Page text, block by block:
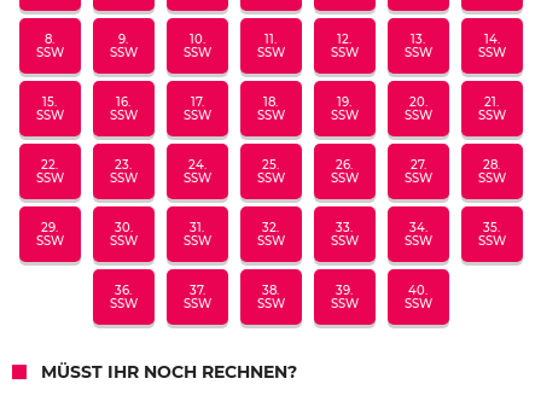
8.
SSW
9.
SSW
10.
SSW
11.
SSW
12.
SSW
13.
SSW
14.
SSW
15.
SSW
16.
SSW
17.
SSW
18.
SSW
19.
SSW
20.
SSW
21.
SSW
22.
SSW
23.
SSW
24.
SSW
25.
SSW
26.
SSW
27.
SSW
28.
SSW
29.
SSW
30.
SSW
31.
SSW
32.
SSW
33.
SSW
34.
SSW
35.
SSW
36.
SSW
37.
SSW
38.
SSW
39.
SSW
40.
SSW
MÜSST IHR NOCH RECHNEN?